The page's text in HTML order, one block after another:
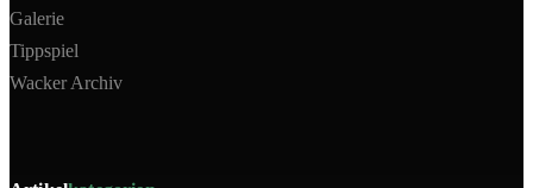
Galerie
Tippspiel
Wacker Archiv